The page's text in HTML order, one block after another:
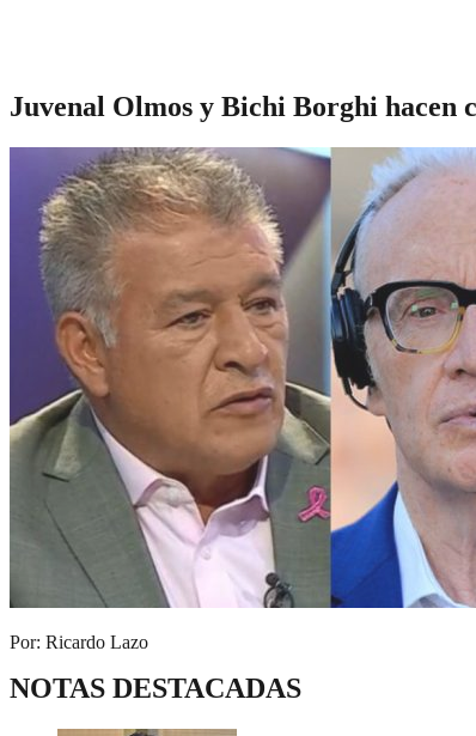
Juvenal Olmos y Bichi Borghi
Por: Ricardo Lazo
NOTAS DESTACADAS